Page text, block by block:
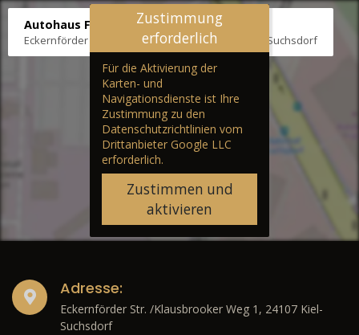
Autohaus Fräter
Eckernförder Str. /Klausbrooker Weg 1, 24107 Kiel-Suchsdorf
Zustimmung
erforderlich
Für die Aktivierung der
Karten- und
Navigationsdienste ist Ihre
Zustimmung zu den
Datenschutzrichtlinien vom
Drittanbieter Google LLC
erforderlich.
Zustimmen und
aktivieren
Adresse:
Eckernförder Str. /Klausbrooker Weg 1, 24107 Kiel-
Suchsdorf